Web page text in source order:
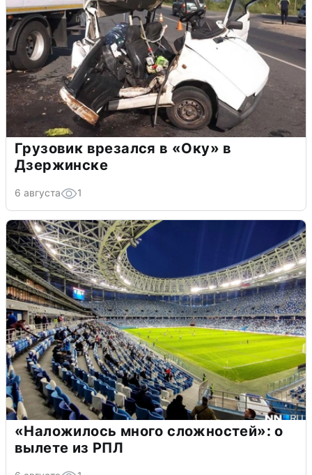
Грузовик врезался в «Оку» в
Дзержинске
6 августа 1
«Наложилось много сложностей»: о
вылете из РПЛ